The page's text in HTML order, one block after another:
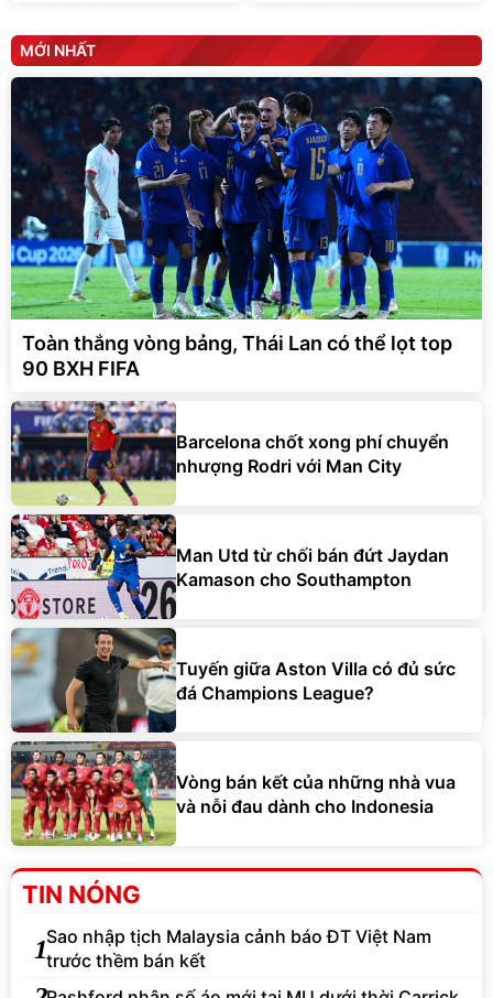
MỚI NHẤT
Toàn thắng vòng bảng, Thái Lan có thể lọt top
90 BXH FIFA
Barcelona chốt xong phí chuyển
nhượng Rodri với Man City
Man Utd từ chối bán đứt Jaydan
Kamason cho Southampton
Tuyến giữa Aston Villa có đủ sức
đá Champions League?
Vòng bán kết của những nhà vua
và nỗi đau dành cho Indonesia
TIN NÓNG
1Sao nhập tịch Malaysia cảnh báo ĐT Việt Nam
trước thềm bán kết